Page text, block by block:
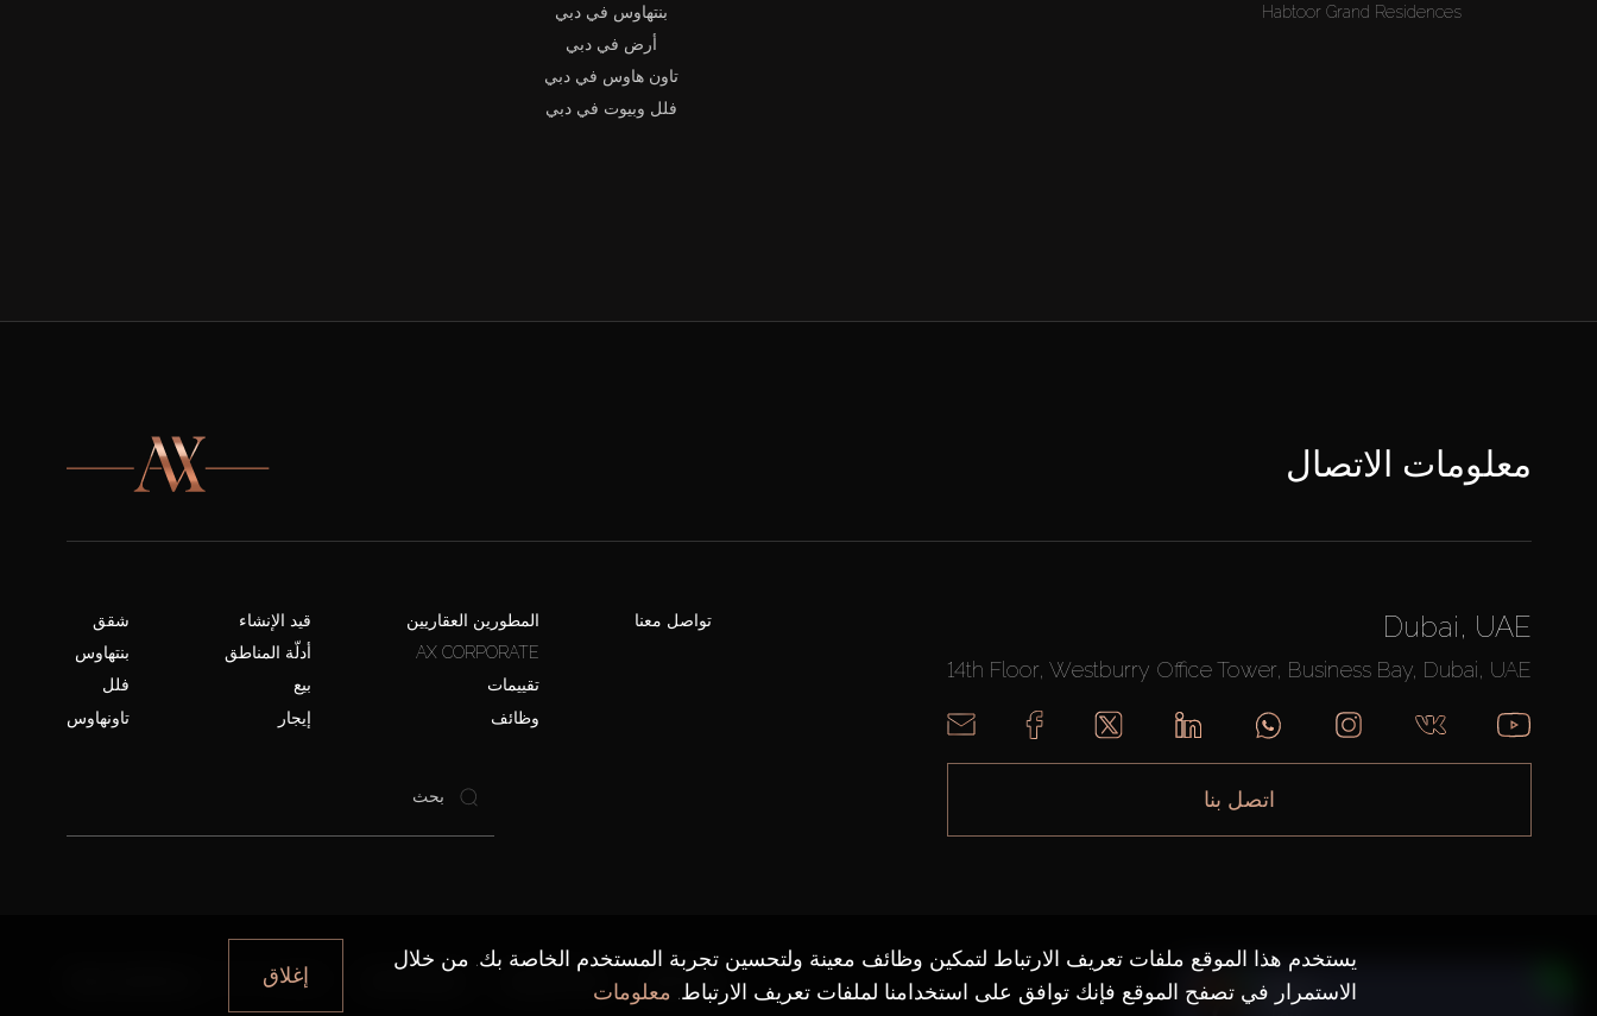
بنتهاوس في دبي
أرض في دبي
تاون هاوس في دبي
فلل وبيوت في دبي
Habtoor Grand Residences
معلومات الاتصال
شقق
بنتهاوس
فلل
تاونهاوس
قيد الإنشاء
أدلّة المناطق
بيع
إيجار
المطورين العقاريين
AX CORPORATE
تقييمات
وظائف
تواصل معنا Dubai, UAE
14th Floor, Westburry Office Tower, Business Bay, Dubai, UAE
اتصل بنا
AX CAPITAL ©2026 جميع الحقوق محفوظة خريطة الموقع
يستخدم هذا الموقع ملفات تعريف الارتباط لتمكين وظائف معينة ولتحسين تجربة المستخدم الخاصة بك. من خلال
الاستمرار في تصفح الموقع فإنك توافق على استخدامنا لملفات تعريف الارتباط. معلومات
إغلاق
Daria